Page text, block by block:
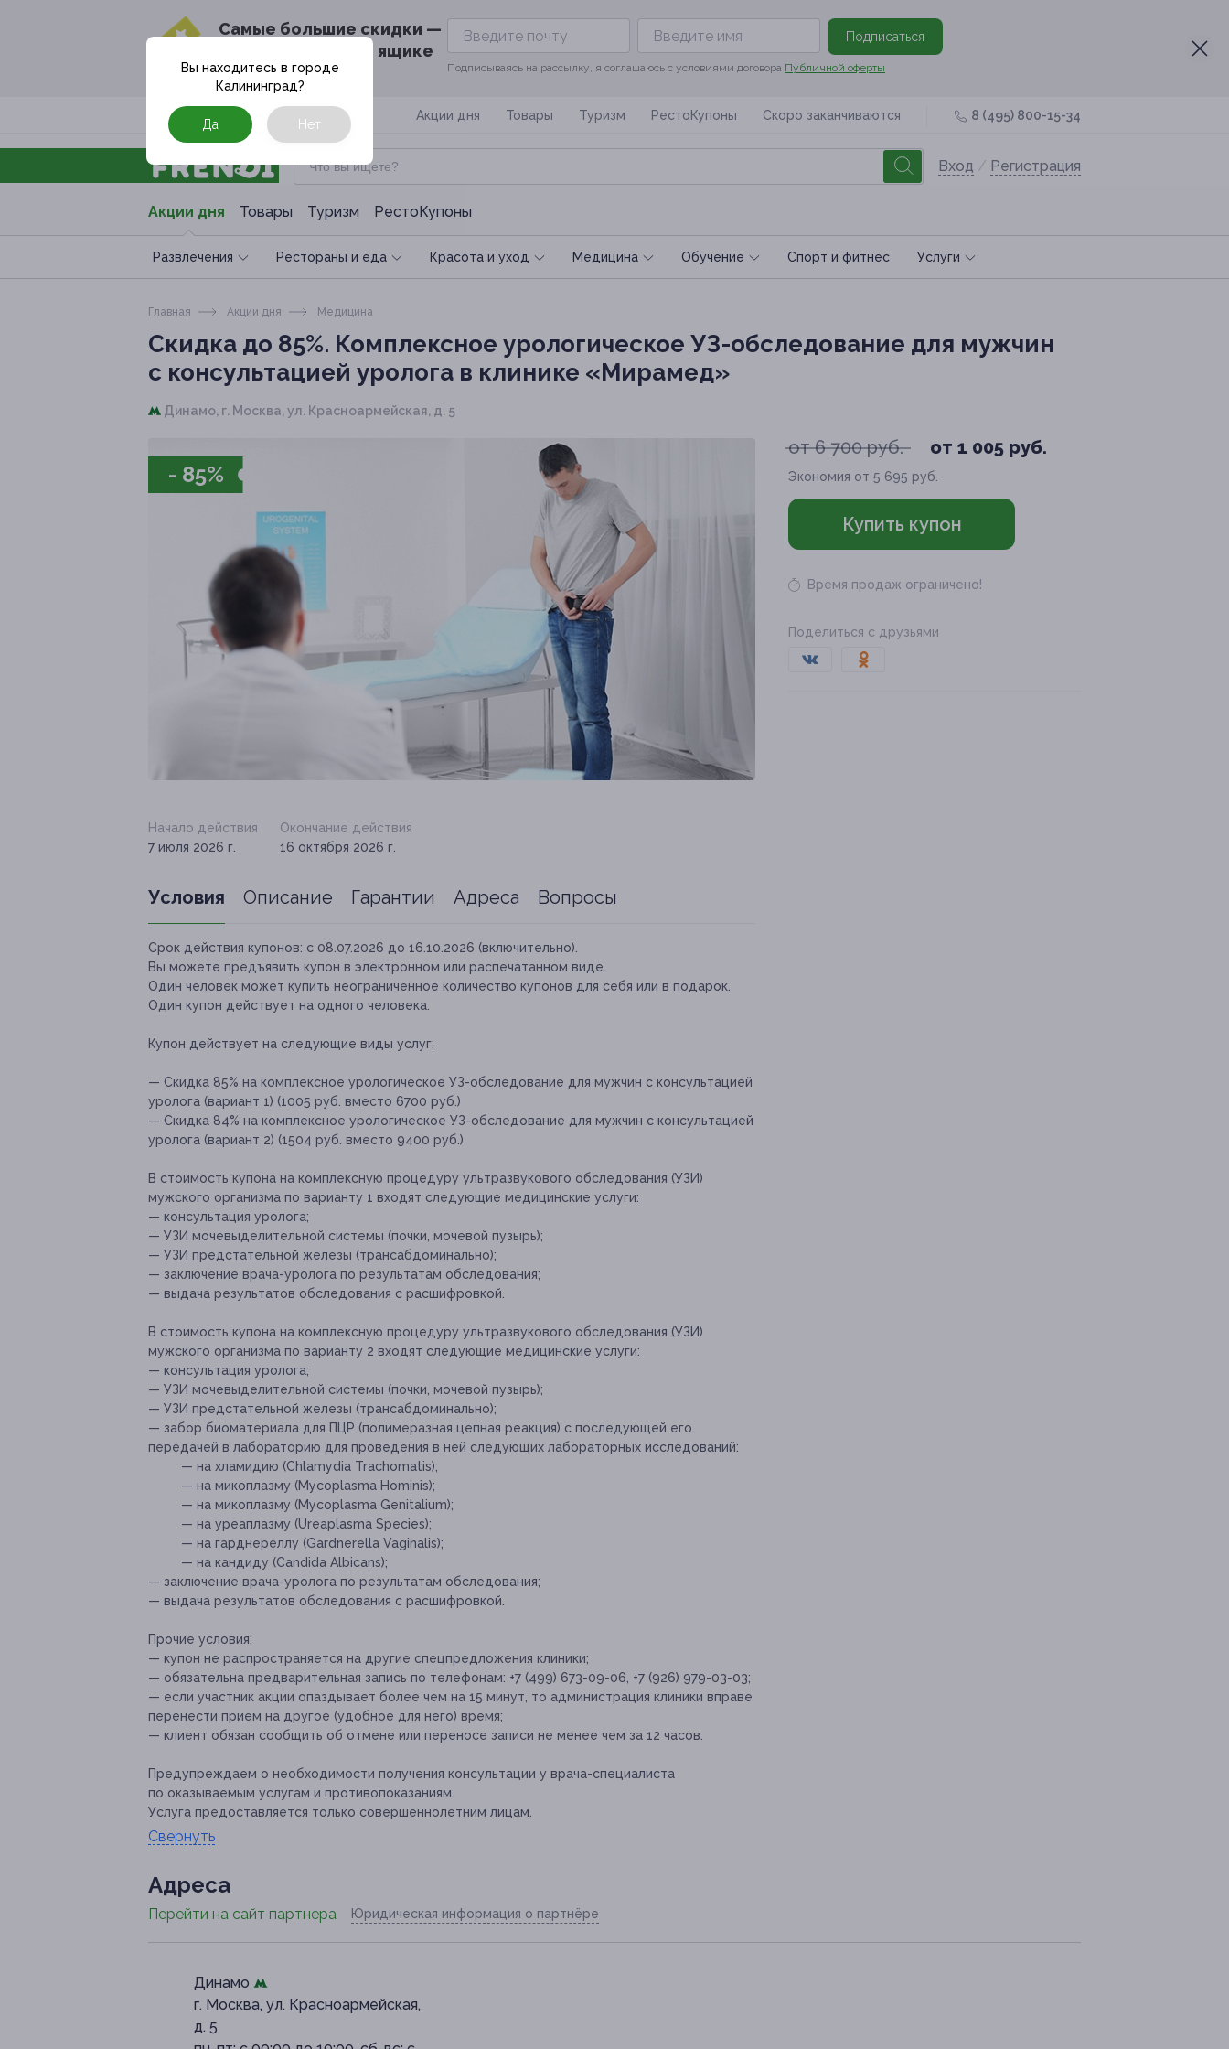
Cамые большие скидки —
в твоём почтовом ящике
Подписаться
Подписываясь на рассылку, я соглашаюсь с условиями договора Публичной оферты
Москва Акции дня Товары Туризм РестоКупоны Скоро заканчиваются 8 (495) 800-15-34
Вход / Регистрация
Акции дня Товары Туризм РестоКупоны
Развлечения Рестораны и еда Красота и уход Медицина Обучение Спoрт и фитнес Услуги
Вы находитесь в городе
Калининград?
Да Нет
Главная Акции дня Медицина
Скидка до 85%. Комплексное урологическое УЗ-обследование для мужчин
с консультацией уролога в клинике «Мирамед»
Динамо, г. Москва, ул. Красноармейская, д. 5
- 85%
от 6 700 руб. от 1 005 руб.
Экономия от 5 695 руб.
Купить купон
Время продаж ограничено!
Поделиться с друзьями
Начало действия
7 июля 2026 г.
Окончание действия
16 октября 2026 г.
Условия Описание Гарантии Адреса Вопросы
Срок действия купонов: с 08.07.2026 до 16.10.2026 (включительно).
Вы можете предъявить купон в электронном или распечатанном виде.
Один человек может купить неограниченное количество купонов для себя или в подарок.
Один купон действует на одного человека.
Купон действует на следующие виды услуг:
— Скидка 85% на комплексное урологическое УЗ-обследование для мужчин с консультацией
уролога (вариант 1) (1005 руб. вместо 6700 руб.)
— Скидка 84% на комплексное урологическое УЗ-обследование для мужчин с консультацией
уролога (вариант 2) (1504 руб. вместо 9400 руб.)
В стоимость купона на комплексную процедуру ультразвукового обследования (УЗИ)
мужского организма по варианту 1 входят следующие медицинские услуги:
— консультация уролога;
— УЗИ мочевыделительной системы (почки, мочевой пузырь);
— УЗИ предстательной железы (трансабдоминально);
— заключение врача-уролога по результатам обследования;
— выдача результатов обследования с расшифровкой.
В стоимость купона на комплексную процедуру ультразвукового обследования (УЗИ)
мужского организма по варианту 2 входят следующие медицинские услуги:
— консультация уролога;
— УЗИ мочевыделительной системы (почки, мочевой пузырь);
— УЗИ предстательной железы (трансабдоминально);
— забор биоматериала для ПЦР (полимеразная цепная реакция) с последующей его
передачей в лабораторию для проведения в ней следующих лабораторных исследований:
— на хламидию (Chlamydia Trachomatis);
— на микоплазму (Mycoplasma Hominis);
— на микоплазму (Mycoplasma Genitalium);
— на уреаплазму (Ureaplasma Species);
— на гарднереллу (Gardnerella Vaginalis);
— на кандиду (Candida Albicans);
— заключение врача-уролога по результатам обследования;
— выдача результатов обследования с расшифровкой.
Прочие условия:
— купон не распространяется на другие спецпредложения клиники;
— обязательна предварительная запись по телефонам: +7 (499) 673-09-06, +7 (926) 979-03-03;
— если участник акции опаздывает более чем на 15 минут, то администрация клиники вправе
перенести прием на другое (удобное для него) время;
— клиент обязан сообщить об отмене или переносе записи не менее чем за 12 часов.
Предупреждаем о необходимости получения консультации у врача-специалиста
по оказываемым услугам и противопоказаниям.
Услуга предоставляется только совершеннолетним лицам.
Свернуть
Адресa
Перейти на сайт партнера Юридическая информация о партнёре
Динамо
г. Москва, ул. Красноармейская,
д. 5